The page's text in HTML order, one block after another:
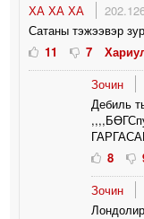
ХА ХА ХА
Сатаны тэжээвэр
11
7
Зочин
Дебиль
8
Зочин